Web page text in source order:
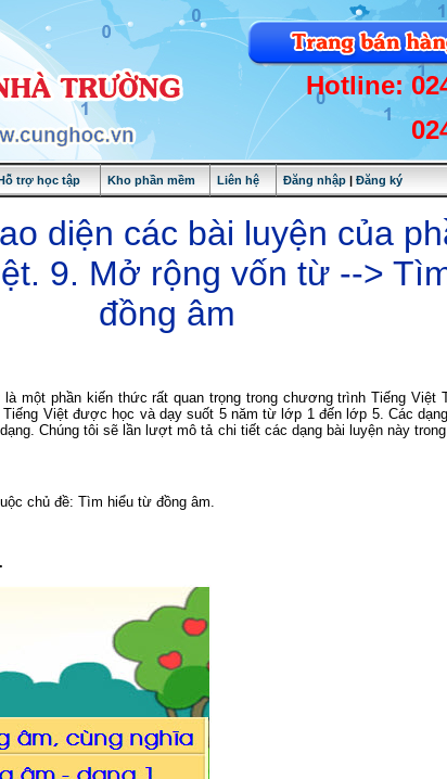
Hotline:
trợ học tập Kho phần mềm Liên hệ Đăng nhập | Đăng ký
diện các bài luyện của
9. Mở rộng vốn từ -->
đồng âm
một phần kiến thức rất quan trọng trong chương trình Tiếng Việt
Việt được học và dạy suốt 5 năm từ lớp 1 đến lớp 5. Các
Chúng tôi sẽ lần lượt mô tả chi tiết các dạng bài luyện này
chủ đề: Tìm hiểu từ đồng âm.